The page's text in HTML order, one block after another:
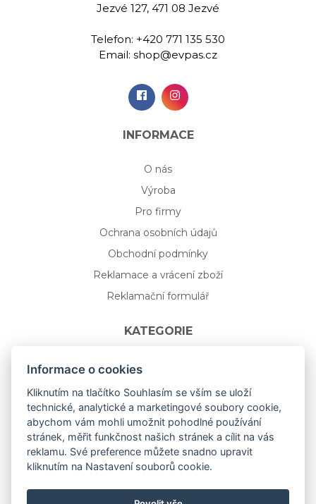
košíku
Jezvé 127, 471 08 Jezvé
Telefon: +420 771 135 530
Email: shop@evpas.cz
INFORMACE
O nás
Výroba
Pro firmy
Ochrana osobních údajů
Obchodní podmínky
Reklamace a vrácení zboží
Reklamační formulář
KATEGORIE
Nápojové sklo
Bydlení
Dárkový poukaz na míru
Mystery box
Kolekce
NOVÁ rozkvetlá KOLEKCE 🌸🌼
Informace o cookies
Kliknutím na tlačítko Souhlasím se vším se uloží
technické, analytické a marketingové soubory cookie,
abychom vám mohli umožnit pohodlné používání
stránek, měřit funkčnost našich stránek a cílit na vás
reklamu. Své preference můžete snadno upravit
kliknutím na Nastavení souborů cookie.